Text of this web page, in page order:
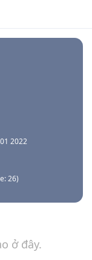
2022
26)
ở đây.